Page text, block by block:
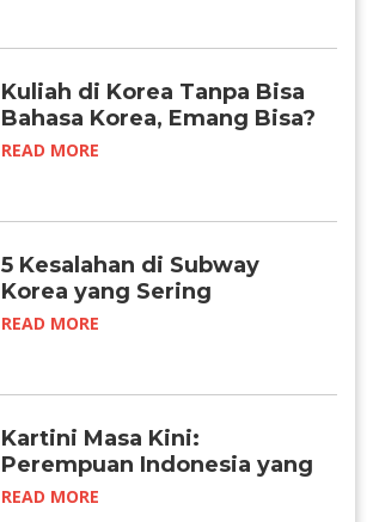
Kuliah di Korea Tanpa Bisa
Bahasa Korea, Emang Bisa?
READ MORE
5 Kesalahan di Subway
Korea yang Sering
Dilakukan Turis
READ MORE
Kartini Masa Kini:
Perempuan Indonesia yang
Menembus Batas Lewat
READ MORE